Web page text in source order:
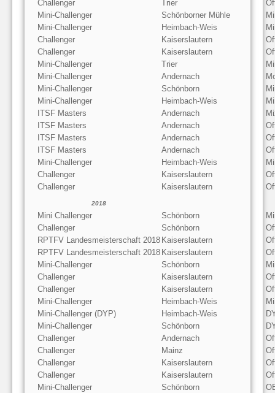
Challenger
Trier
Mini-Challenger
Schönborner Mühle
Mini-Challenger
Heimbach-Weis
Challenger
Kaiserslautern
Challenger
Kaiserslautern
Mini-Challenger
Trier
Mini-Challenger
Andernach
Mini-Challenger
Schönborn
Mini-Challenger
Heimbach-Weis
ITSF Masters
Andernach
ITSF Masters
Andernach
ITSF Masters
Andernach
ITSF Masters
Andernach
Mini-Challenger
Heimbach-Weis
Challenger
Kaiserslautern
Challenger
Kaiserslautern
2018
Mini Challenger Schönborn
Challenger
Schönborn
RPTFV Landesmeisterschaft 2018 Kaiserslautern
RPTFV Landesmeisterschaft 2018 Kaiserslautern
Mini-Challenger
Schönborn
Challenger
Kaiserslautern
Challenger
Kaiserslautern
Mini-Challenger
Heimbach-Weis
Mini-Challenger (DYP)
Heimbach-Weis
Mini-Challenger
Schönborn
Challenger
Andernach
Challenger
Mainz
Challenger
Kaiserslautern
Challenger
Kaiserslautern
Mini-Challenger
Schönborn